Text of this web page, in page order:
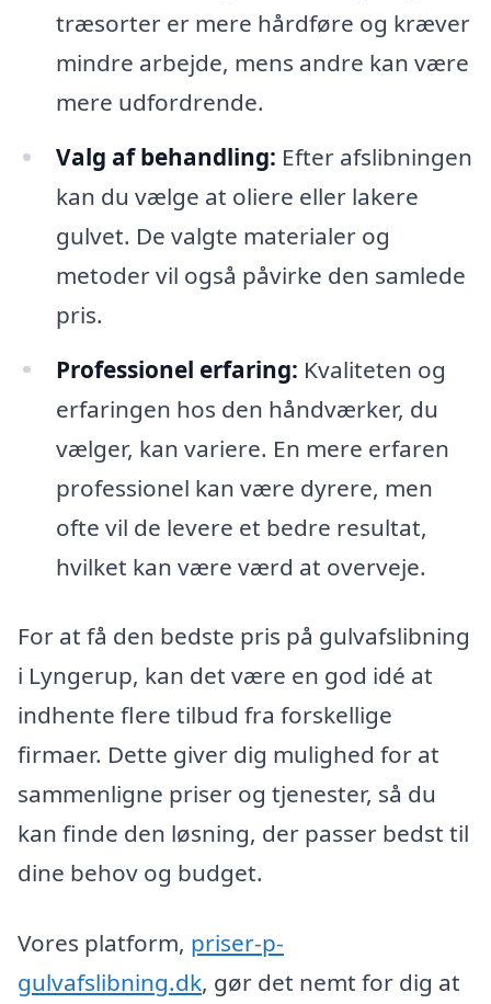
træsorter er mere hårdføre og kræver
mindre arbejde, mens andre kan være
mere udfordrende.
Valg af behandling: Efter afslibningen
kan du vælge at oliere eller lakere
gulvet. De valgte materialer og
metoder vil også påvirke den samlede
pris.
Professionel erfaring: Kvaliteten og
erfaringen hos den håndværker, du
vælger, kan variere. En mere erfaren
professionel kan være dyrere, men
ofte vil de levere et bedre resultat,
hvilket kan være værd at overveje.
For at få den bedste pris på gulvafslibning
i Lyngerup, kan det være en god idé at
indhente flere tilbud fra forskellige
firmaer. Dette giver dig mulighed for at
sammenligne priser og tjenester, så du
kan finde den løsning, der passer bedst til
dine behov og budget.
Vores platform, priser-p-
gulvafslibning.dk, gør det nemt for dig at